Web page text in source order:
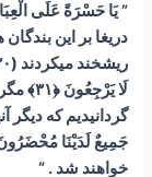
دريغا بر اين
لَا
خواهند شد . “